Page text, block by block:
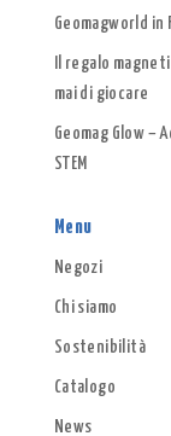
Geomagworld in
Il regalo
mai di giocare
Geomag Glow
STEM
Menu
Negozi
Chi siamo
Sostenibilità
Catalogo
News